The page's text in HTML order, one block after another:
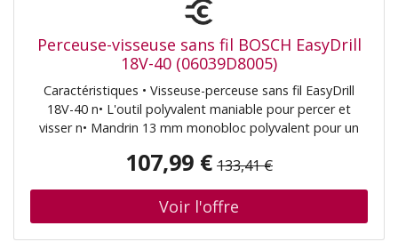
Perceuse-visseuse sans fil BOSCH EasyDrill
18V-40 (06039D8005)
Caractéristiques • Visseuse-perceuse sans fil EasyDrill
18V-40 n• L'outil polyvalent maniable pour percer et
visser n• Mandrin 13 mm monobloc polyvalent pour un
n• Transmission 2 vitesses et 20 réglages de couple pour
optimaux n• Idéal pour percer le bois, le métal et le
plastique ainsi que pour les applications de vissage n•
Design fin et ergonomique pour une prise en main
107,99 € 133,41 €